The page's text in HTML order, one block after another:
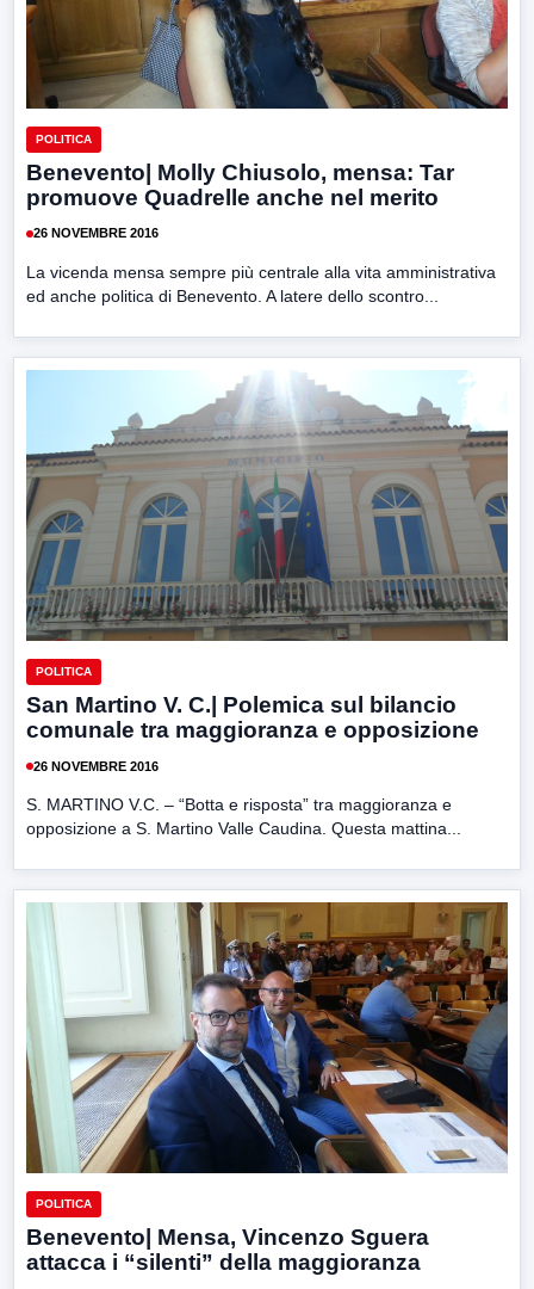
POLITICA
Benevento| Molly Chiusolo, mensa: Tar
promuove Quadrelle anche nel merito
26 NOVEMBRE 2016
La vicenda mensa sempre più centrale alla vita amministrativa
ed anche politica di Benevento. A latere dello scontro...
POLITICA
San Martino V. C.| Polemica sul bilancio
comunale tra maggioranza e opposizione
26 NOVEMBRE 2016
S. MARTINO V.C. – “Botta e risposta” tra maggioranza e
opposizione a S. Martino Valle Caudina. Questa mattina...
POLITICA
Benevento| Mensa, Vincenzo Sguera
attacca i “silenti” della maggioranza